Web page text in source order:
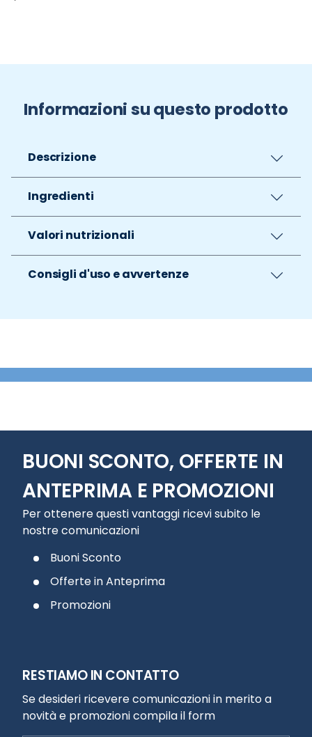
Informazioni su questo prodotto
Descrizione
Ingredienti
Valori nutrizionali
Consigli d'uso e avvertenze
BUONI SCONTO, OFFERTE IN
ANTEPRIMA E PROMOZIONI
Per ottenere questi vantaggi ricevi subito le
nostre comunicazioni
Buoni Sconto
Offerte in Anteprima
Promozioni
RESTIAMO IN CONTATTO
Se desideri ricevere comunicazioni in merito a
novità e promozioni compila il form